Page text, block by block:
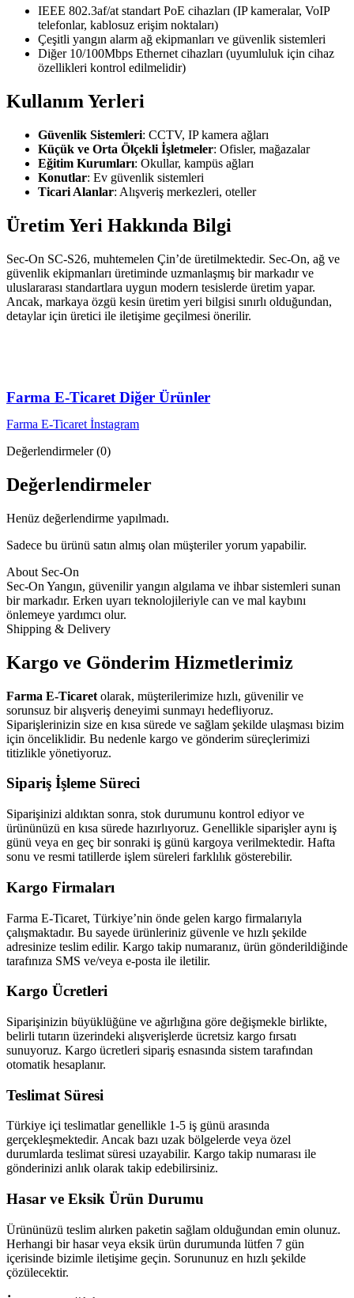
IEEE 802.3af/at standart PoE cihazları (IP kameralar, VoIP
telefonlar, kablosuz erişim noktaları)
Çeşitli yangın alarm ağ ekipmanları ve güvenlik sistemleri
Diğer 10/100Mbps Ethernet cihazları (uyumluluk için cihaz
özellikleri kontrol edilmelidir)
Kullanım Yerleri
Güvenlik Sistemleri: CCTV, IP kamera ağları
Küçük ve Orta Ölçekli İşletmeler: Ofisler, mağazalar
Eğitim Kurumları: Okullar, kampüs ağları
Konutlar: Ev güvenlik sistemleri
Ticari Alanlar: Alışveriş merkezleri, oteller
Üretim Yeri Hakkında Bilgi
Sec-On SC-S26, muhtemelen Çin’de üretilmektedir. Sec-On, ağ ve
güvenlik ekipmanları üretiminde uzmanlaşmış bir markadır ve
uluslararası standartlara uygun modern tesislerde üretim yapar.
Ancak, markaya özgü kesin üretim yeri bilgisi sınırlı olduğundan,
detaylar için üretici ile iletişime geçilmesi önerilir.
Farma E-Ticaret Diğer Ürünler
Farma E-Ticaret İnstagram
Değerlendirmeler (0)
Değerlendirmeler
Henüz değerlendirme yapılmadı.
Sadece bu ürünü satın almış olan müşteriler yorum yapabilir.
About Sec-On
Sec-On Yangın, güvenilir yangın algılama ve ihbar sistemleri sunan
bir markadır. Erken uyarı teknolojileriyle can ve mal kaybını
önlemeye yardımcı olur.
Shipping & Delivery
Kargo ve Gönderim Hizmetlerimiz
Farma E-Ticaret olarak, müşterilerimize hızlı, güvenilir ve
sorunsuz bir alışveriş deneyimi sunmayı hedefliyoruz.
Siparişlerinizin size en kısa sürede ve sağlam şekilde ulaşması bizim
için önceliklidir. Bu nedenle kargo ve gönderim süreçlerimizi
titizlikle yönetiyoruz.
Sipariş İşleme Süreci
Siparişinizi aldıktan sonra, stok durumunu kontrol ediyor ve
ürününüzü en kısa sürede hazırlıyoruz. Genellikle siparişler aynı iş
günü veya en geç bir sonraki iş günü kargoya verilmektedir. Hafta
sonu ve resmi tatillerde işlem süreleri farklılık gösterebilir.
Kargo Firmaları
Farma E-Ticaret, Türkiye’nin önde gelen kargo firmalarıyla
çalışmaktadır. Bu sayede ürünleriniz güvenle ve hızlı şekilde
adresinize teslim edilir. Kargo takip numaranız, ürün gönderildiğinde
tarafınıza SMS ve/veya e-posta ile iletilir.
Kargo Ücretleri
Siparişinizin büyüklüğüne ve ağırlığına göre değişmekle birlikte,
belirli tutarın üzerindeki alışverişlerde ücretsiz kargo fırsatı
sunuyoruz. Kargo ücretleri sipariş esnasında sistem tarafından
otomatik hesaplanır.
Teslimat Süresi
Türkiye içi teslimatlar genellikle 1-5 iş günü arasında
gerçekleşmektedir. Ancak bazı uzak bölgelerde veya özel
durumlarda teslimat süresi uzayabilir. Kargo takip numarası ile
gönderinizi anlık olarak takip edebilirsiniz.
Hasar ve Eksik Ürün Durumu
Ürününüzü teslim alırken paketin sağlam olduğundan emin olunuz.
Herhangi bir hasar veya eksik ürün durumunda lütfen 7 gün
içerisinde bizimle iletişime geçin. Sorununuz en hızlı şekilde
çözülecektir.